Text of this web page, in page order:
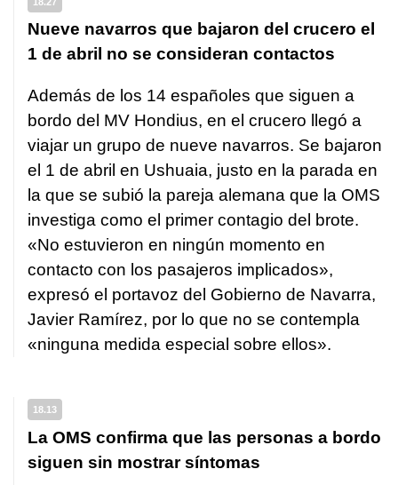
Nueve navarros que bajaron del crucero el
1 de abril no se consideran contactos
Además de los 14 españoles que siguen a
bordo del MV Hondius, en el crucero llegó a
viajar un grupo de nueve navarros. Se bajaron
el 1 de abril en Ushuaia, justo en la parada en
la que se subió la pareja alemana que la OMS
investiga como el primer contagio del brote.
«No estuvieron en ningún momento en
contacto con los pasajeros implicados»,
expresó el portavoz del Gobierno de Navarra,
Javier Ramírez, por lo que no se contempla
«ninguna medida especial sobre ellos».
18.13
La OMS confirma que las personas a bordo
siguen sin mostrar síntomas